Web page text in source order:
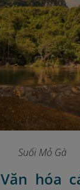
Suối Mỏ Gà
hóa